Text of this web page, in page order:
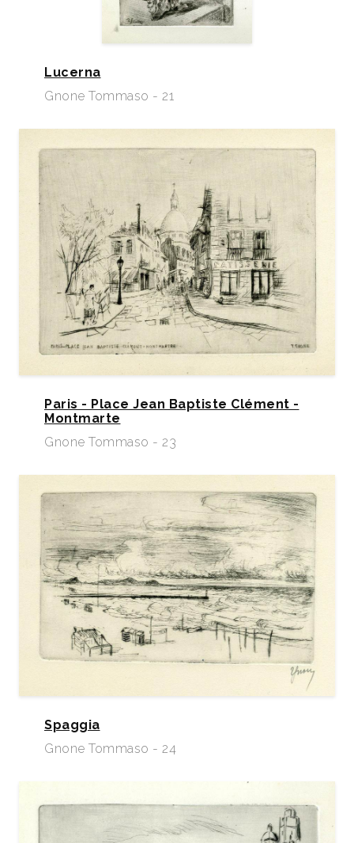
Lucerna
Gnone Tommaso - 21
Paris - Place Jean Baptiste Clément -
Montmarte
Gnone Tommaso - 23
Spaggia
Gnone Tommaso - 24